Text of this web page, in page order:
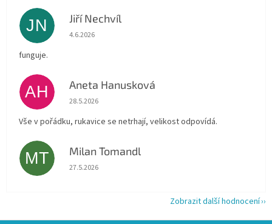
JN Jiří Nechvíl
Hodnocení obchodu je 5 z 5 hvězdiček.
4.6.2026
funguje.
AH Aneta Hanusková
Hodnocení obchodu je 5 z 5 hvězdiček.
28.5.2026
Vše v pořádku, rukavice se netrhají, velikost odpovídá.
MT Milan Tomandl
Hodnocení obchodu je 5 z 5 hvězdiček.
27.5.2026
Zobrazit další hodnocení